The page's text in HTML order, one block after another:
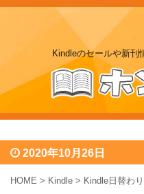
Kindleのセールや新刊
2020年10月26日
HOME > Kindle > Kindle日替わ